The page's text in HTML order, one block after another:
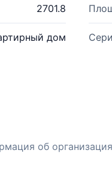
2701.8
дом
об